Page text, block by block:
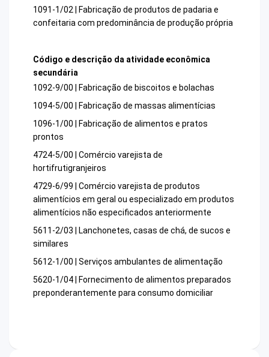
1091-1/02 | Fabricação de produtos de padaria e
confeitaria com predominância de produção própria
Código e descrição da atividade econômica
secundária
1092-9/00 | Fabricação de biscoitos e bolachas
1094-5/00 | Fabricação de massas alimentícias
1096-1/00 | Fabricação de alimentos e pratos
prontos
4724-5/00 | Comércio varejista de
hortifrutigranjeiros
4729-6/99 | Comércio varejista de produtos
alimentícios em geral ou especializado em produtos
alimentícios não especificados anteriormente
5611-2/03 | Lanchonetes, casas de chá, de sucos e
similares
5612-1/00 | Serviços ambulantes de alimentação
5620-1/04 | Fornecimento de alimentos preparados
preponderantemente para consumo domiciliar